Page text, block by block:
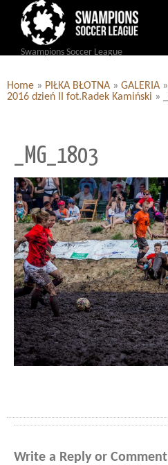
Swampions Soccer League
Home » PIŁKA BŁOTNA » GALERIA »
2016 dzień II fot.Radek Kamiński »
_MG_1803
Write a Reply or Comment